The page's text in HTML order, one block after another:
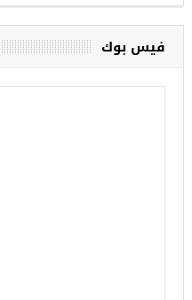
فيس بوك